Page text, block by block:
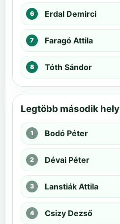
Erdal Demirci
Faragó Attila
Tóth Sándor
Legtöbb második hely
Bodó Péter
Dévai Péter
Lanstiák Attila
Csizy Dezső